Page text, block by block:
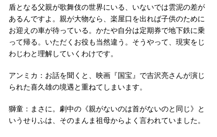
盾となる父親が歌舞伎の世界にいる、いないでは雲泥の差が
あるんですよ。親が大物なら、楽屋口を出れば子供のために
お迎えの車が待っている。かたや自分は定期券で地下鉄に乗
って帰る。いただくお役も当然違う。そうやって、現実をじ
わじわと理解していくわけです。
アンミカ：お話を聞くと、映画『国宝』で吉沢亮さんが演じ
られた喜久雄の境遇と重ねてしまいます。
獅童：まさに。劇中の《親がないのは首がないのと同じ》と
いうせりふは、そのまんま祖母からよく言われていました。